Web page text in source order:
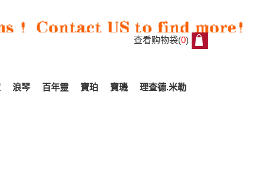
查看购物袋(0)
浪琴 百年靈 寶珀 寶璣 理查德.米勒